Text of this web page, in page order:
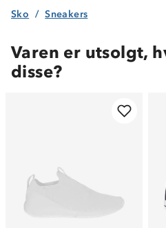
Produktet er lagt i
Sko Sneakers
Varen er utsolgt,
disse?